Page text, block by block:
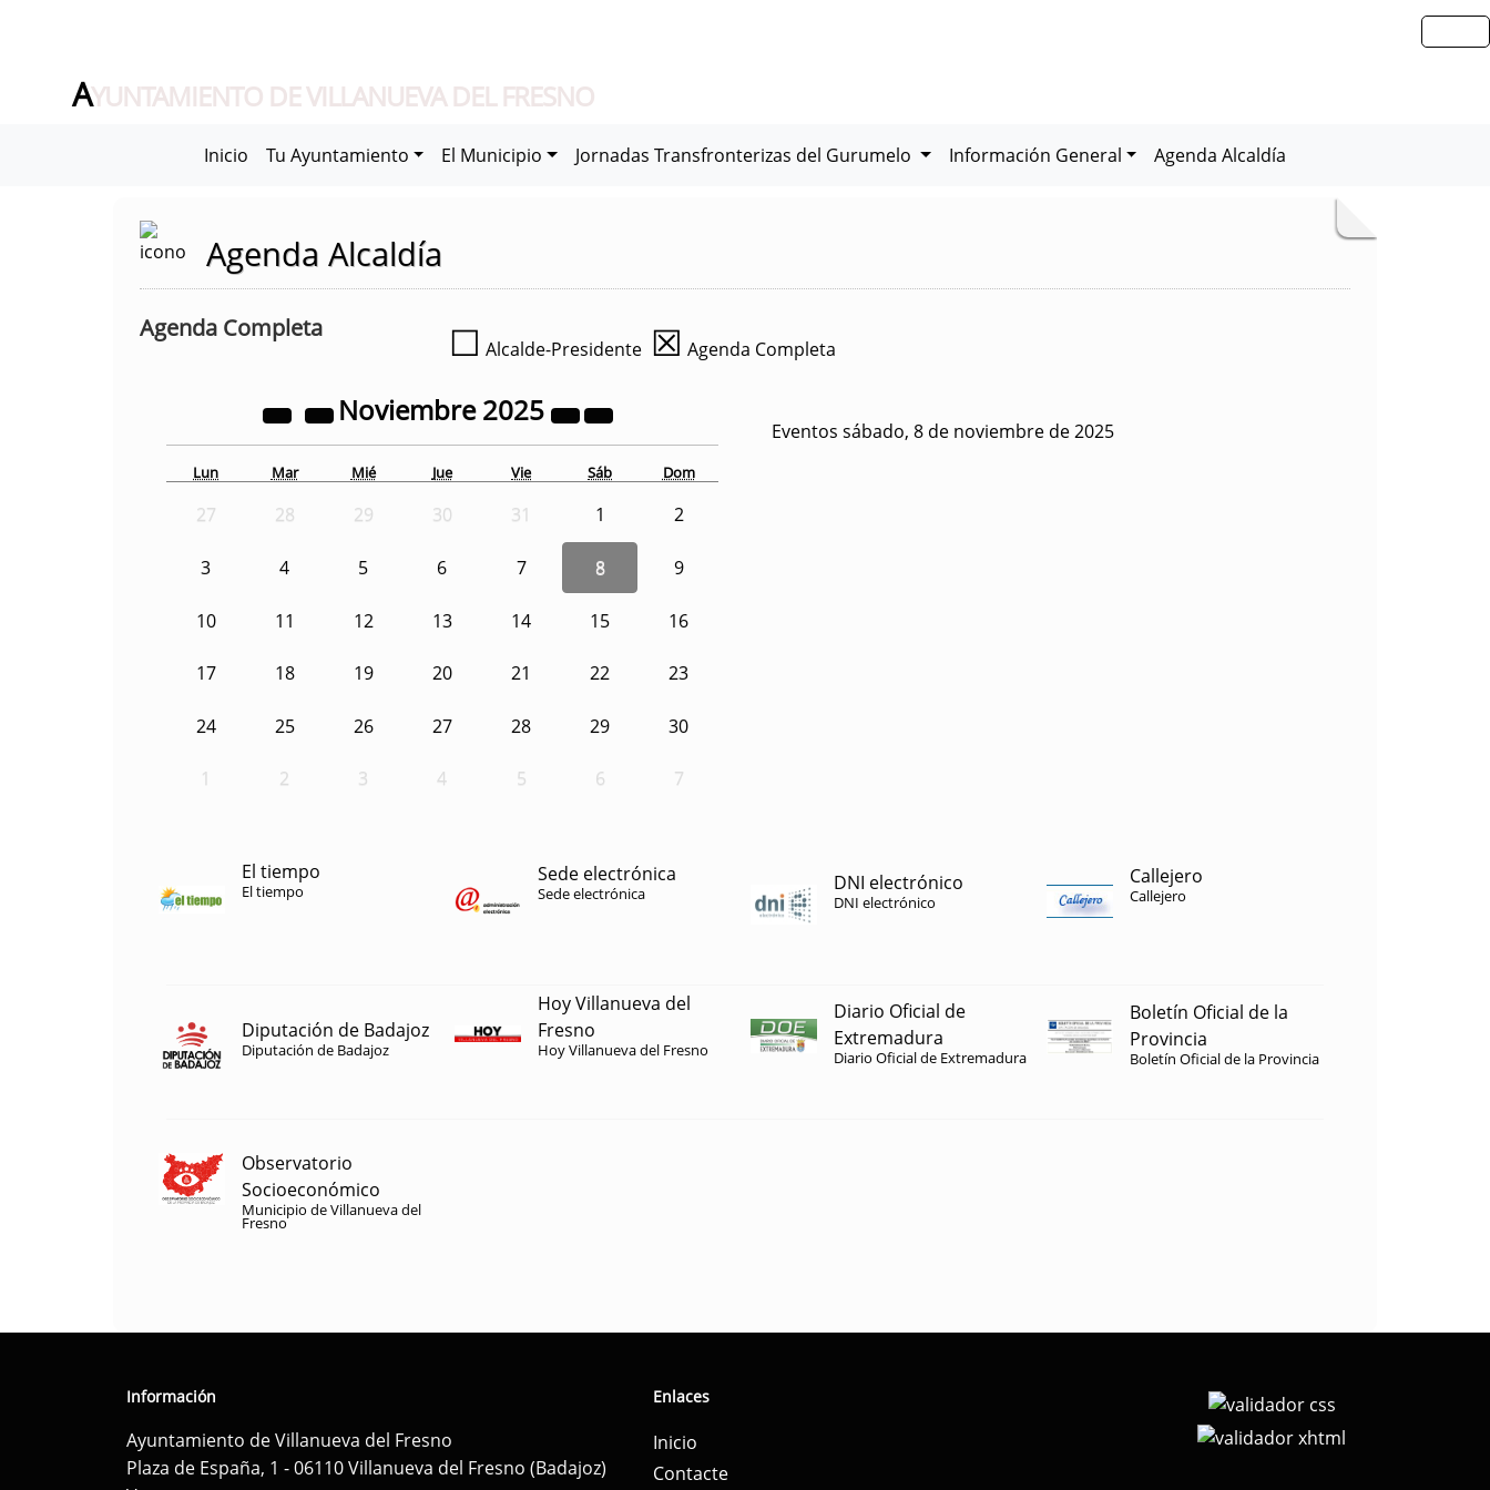
AYUNTAMIENTO DE VILLANUEVA DEL FRESNO
Inicio Tu Ayuntamiento El Municipio Jornadas Transfronterizas del Gurumelo Información General Agenda Alcaldía
Agenda Alcaldía
Agenda Completa ☐ Alcalde-Presidente ☒ Agenda Completa
Noviembre2025
Lun Mar Mié Jue Vie Sáb Dom
27 28 29 30 31 1 2
3 4 5 6 7 8 9
10 11 12 13 14 15 16
17 18 19 20 21 22 23
24 25 26 27 28 29 30
1 2 3 4 5 6 7
Eventos sábado, 8 de noviembre de 2025
El tiempo
El tiempo
Sede electrónica
Sede electrónica DNI electrónico
DNI electrónico
Callejero
Callejero
Diputación de Badajoz
Diputación de Badajoz
Hoy Villanueva del
Fresno
Hoy Villanueva del Fresno
Diario Oficial de
Extremadura
Diario Oficial de Extremadura
Boletín Oficial de la
Provincia
Boletín Oficial de la Provincia
Observatorio
Socioeconómico
Municipio de Villanueva del
Fresno
Información
Ayuntamiento de Villanueva del Fresno
Plaza de España, 1 - 06110 Villanueva del Fresno (Badajoz)
Enlaces
Inicio
Contacte